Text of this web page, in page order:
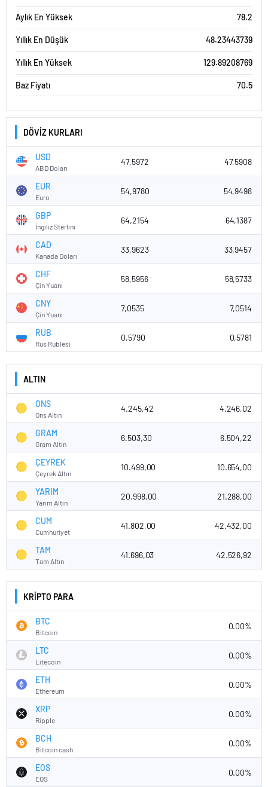
Aylık En Yüksek 78.2
Yıllık En Düşük 48.23443739
Yıllık En Yüksek 129.89208769
Baz Fiyatı 70.5
DÖVİZ KURLARI
USD
ABD Doları
47,5972 47,5908
EUR
Euro
54,9780 54,9498
GBP
İngiliz Sterlini
64,2154 64,1387
CAD
Kanada Doları
33,9623 33,9457
CHF
Çin Yuanı
58,5956 58,5733
CNY
Çin Yuanı
7,0535 7,0514
RUB
Rus Rublesi
0,5790 0,5781
ALTIN
ONS
Ons Altın
4.245,42 4.246,02
GRAM
Gram Altın
6.503,30 6.504,22
ÇEYREK
Çeyrek Altın
10.499,00 10.654,00
YARIM
Yarım Altın
20.998,00 21.288,00
CUM
Cumhuriyet
41.802,00 42.432,00
TAM
Tam Altın
41.696,03 42.526,92
KRİPTO PARA
BTC
Bitcoin
0.00%
LTC
Litecoin
0.00%
ETH
Ethereum
0.00%
XRP
Ripple
0.00%
BCH
Bitcoin cash
0.00%
EOS
EOS
0.00%